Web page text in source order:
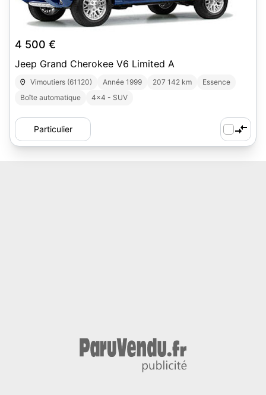
4 500 €
Jeep Grand Cherokee V6 Limited A
Vimoutiers (61120) Année 1999 207 142 km
Essence
Boîte automatique
4x4 - SUV
Particulier